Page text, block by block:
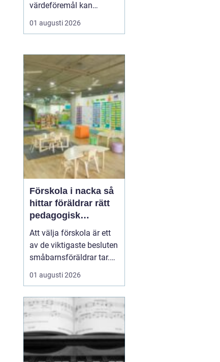
värdeföremål kan
kännas både lockande
och osäkert på samma
smyckena är värda mer
än bara metallvärdet, hur
processen går till och
vilken köpare som går
att lita på. För den som
söker infor...
01 augusti 2026
Förskola i nacka så
hittar föräldrar rätt
pedagogisk
trygghet
Att välja förskola är ett
av de viktigaste besluten
småbarnsföräldrar tar.
Omsorg, trygghet,
pedagogik och praktisk
fungera tillsammans,
gärna under många år. I
Nacka finns ett brett
utbud av förskolor, både
kommunala och
01 augusti 2026